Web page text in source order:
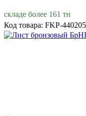
складе более 161 тн
Код товара: FKP-440205